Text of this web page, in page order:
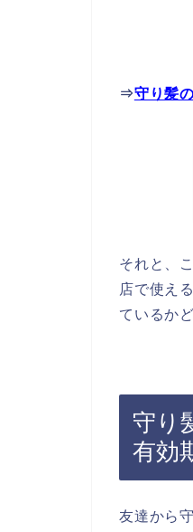
⇒守り髪
それと、
店で使え
ているか
守り
有効
友達から